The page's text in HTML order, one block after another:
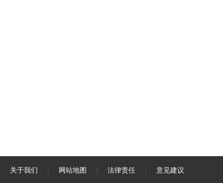
关于我们 | 网站地图 | 法律责任 | 意见建议